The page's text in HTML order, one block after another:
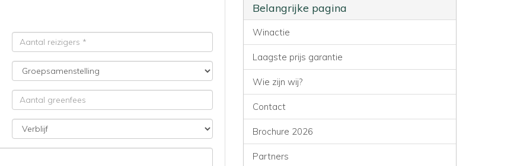
Aantal
reizigers
Groepsamenstelling
Aantal
greenfees
Verblijf
Belangrijke pagina
Winactie
Laagste prijs garantie
Wie zijn wij?
Contact
Brochure 2026
Partners